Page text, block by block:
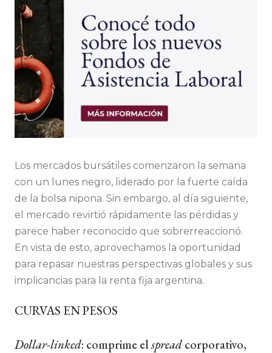
Los mercados bursátiles comenzaron la semana
con un lunes negro, liderado por la fuerte caída
de la bolsa nipona. Sin embargo, al día siguiente,
el mercado revirtió rápidamente las pérdidas y
parece haber reconocido que sobrerreaccionó.
En vista de esto, aprovechamos la oportunidad
para repasar nuestras perspectivas globales y sus
implicancias para la renta fija argentina.
CURVAS EN PESOS
Dollar-linked: comprime elspreadcorporativo,